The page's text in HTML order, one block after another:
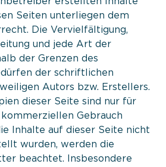
Seiten unterliegen dem
Die Vervielfältigung,
und jede Art der
der Grenzen des
der schriftlichen
Autors bzw. Erstellers.
dieser Seite sind nur für
Gebrauch
Inhalte auf dieser Seite nicht
wurden, werden die
beachtet. Insbesondere